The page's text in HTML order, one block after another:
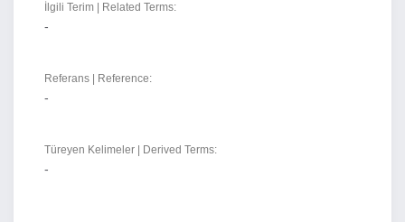
İlgili Terim | Related Terms:
-
Referans | Reference:
-
Türeyen Kelimeler | Derived Terms:
-